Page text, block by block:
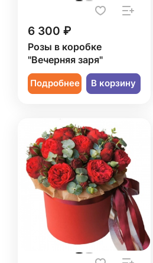
6 300 ₽
Розы в коробке
"Вечерняя заря"
Подробнее В корзину